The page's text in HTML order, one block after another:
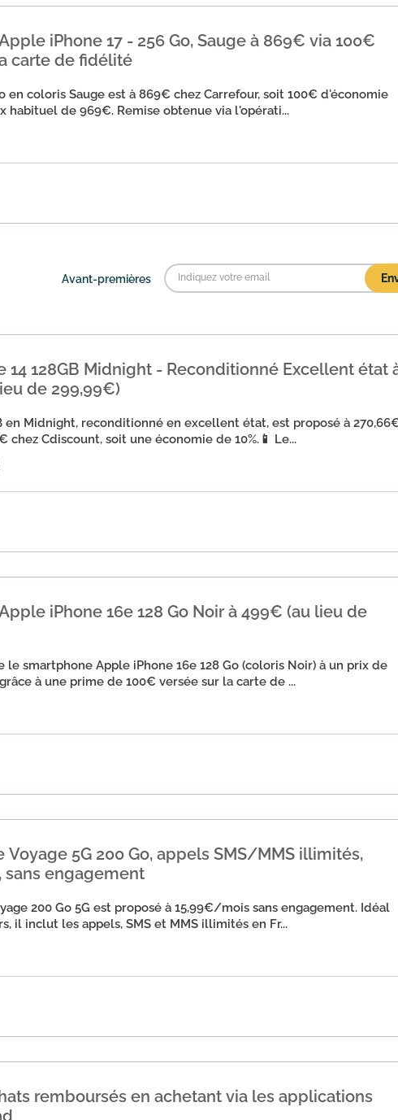
iPhone 17 - 256 Go, Sauge à 869€ via 100€
carte de fidélité
en coloris Sauge est à 869€ chez Carrefour, soit 100€ d'économie
habituel de 969€. Remise obtenue via l'opérati...
Avant-premières
14 128GB Midnight - Reconditionné Excellent état
de 299,99€)
en Midnight, reconditionné en excellent état, est proposé à
chez Cdiscount, soit une économie de 10%.📱 Le...
iPhone 16e 128 Go Noir à 499€ (au lieu de
le smartphone Apple iPhone 16e 128 Go (coloris Noir) à un prix de
à une prime de 100€ versée sur la carte de ...
Voyage 5G 200 Go, appels SMS/MMS illimités,
engagement
200 Go 5G est proposé à 15,99€/mois sans engagement. Idéal
il inclut les appels, SMS et MMS illimités en Fr...
remboursés en achetant via les applications